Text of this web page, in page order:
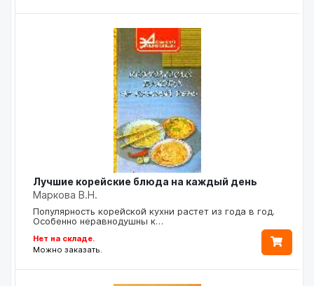
Лучшие корейские блюда на каждый день
Маркова В.Н.
Популярность корейской кухни растет из года в год.
Особенно неравнодушны к…
Нет на складе.
Можно заказать.